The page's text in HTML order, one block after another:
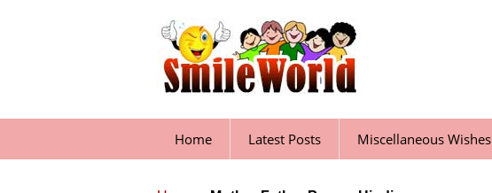
Home Latest Posts Miscellaneous Wishes